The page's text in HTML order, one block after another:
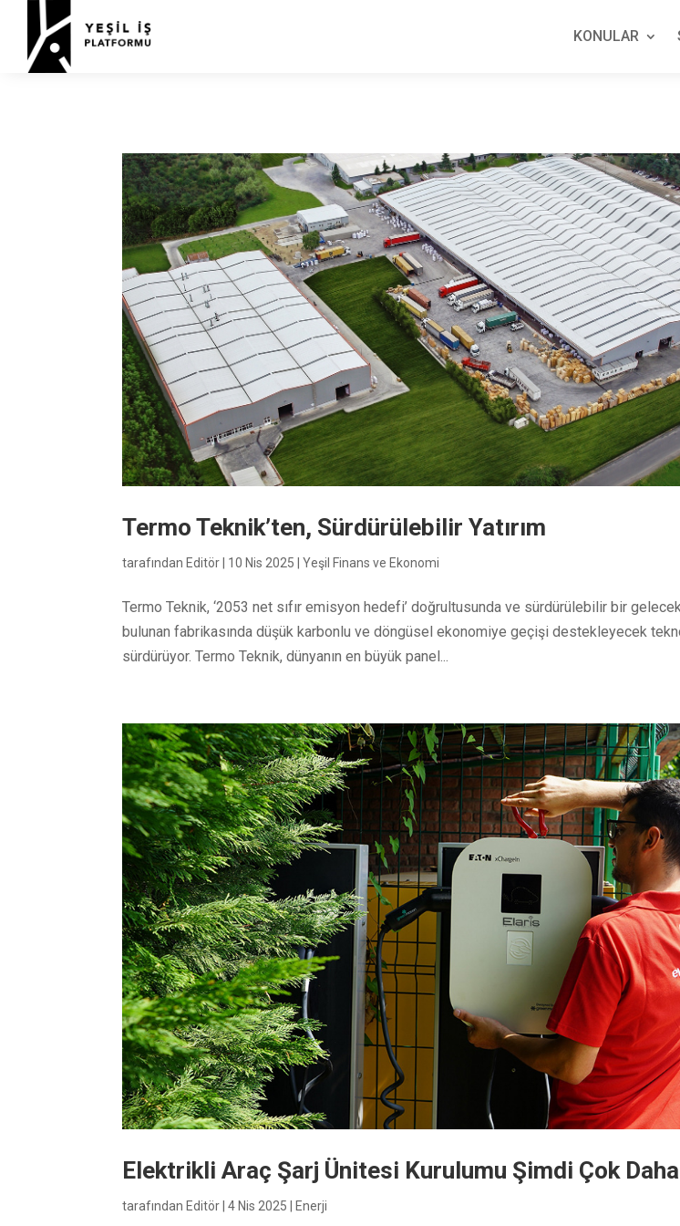
KONULAR
Termo Teknik’ten, Sürdürülebilir Yatırım
tarafından Editör 10 Nis 2025 |Yeşil Finans ve Ekonomi
Termo Teknik, ‘2053 net sıfır emisyon hedefi’ doğrultusunda ve sürdürülebilir bir
bulunan fabrikasında düşük karbonlu ve döngüsel ekonomiye geçişi destekleyecek
sürdürüyor. Termo Teknik, dünyanın en büyük panel...
Elektrikli Araç Şarj Ünitesi Kurulumu Şimdi Çok
tarafından Editör |4 Nis 2025 Enerji